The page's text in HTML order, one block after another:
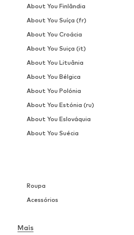
Roupa
Acessórios
Mais
About You Finlândia
About You Suíça (fr)
About You Croácia
About You Suiça (it)
About You Lituânia
About You Bélgica
About You Polónia
About You Estónia (ru)
About You Eslováquia
About You Suécia